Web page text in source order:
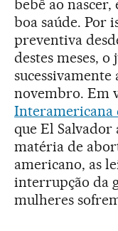
bebê ao
boa saúde. Por
preventiva
destes meses,
novembro. Em
Interamericana
que El Salvador
matéria de
americano, as
interrupção da
mulheres